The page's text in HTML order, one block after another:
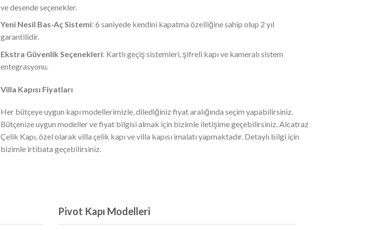
ve desende seçenekler.
Yeni Nesil Bas-Aç Sistemi: 6 saniyede kendini kapatma özelliğine sahip olup 2 yıl
garantilidir.
Ekstra Güvenlik Seçenekleri: Kartlı geçiş sistemleri, şifreli kapı ve kameralı sistem
entegrasyonu.
Villa Kapısı Fiyatları
Her bütçeye uygun kapı modellerimizle, dilediğiniz fiyat aralığında seçim yapabilirsiniz.
Bütçenize uygun modeller ve fiyat bilgisi almak için bizimle iletişime geçebilirsiniz. Alcatraz
Çelik Kapı, özel olarak villa çelik kapı ve villa kapısı imalatı yapmaktadır. Detaylı bilgi için
bizimle irtibata geçebilirsiniz.
Pivot Kapı Modelleri